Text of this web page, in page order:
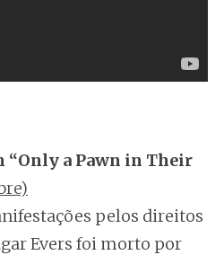
“Only a Pawn in Their
pelos direitos
Evers foi morto por